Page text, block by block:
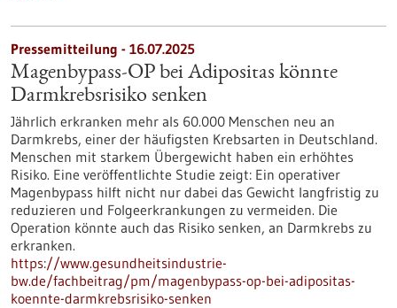
Pressemitteilung - 16.07.2025
Magenbypass-OP bei Adipositas könnte
Darmkrebsrisiko senken
Jährlich erkranken mehr als 60.000 Menschen neu an
Darmkrebs, einer der häufigsten Krebsarten in Deutschland.
Menschen mit starkem Übergewicht haben ein erhöhtes
Risiko. Eine veröffentlichte Studie zeigt: Ein operativer
Magenbypass hilft nicht nur dabei das Gewicht langfristig zu
reduzieren und Folgeerkrankungen zu vermeiden. Die
Operation könnte auch das Risiko senken, an Darmkrebs zu
erkranken.
https://www.gesundheitsindustrie-
bw.de/fachbeitrag/pm/magenbypass-op-bei-adipositas-
koennte-darmkrebsrisiko-senken